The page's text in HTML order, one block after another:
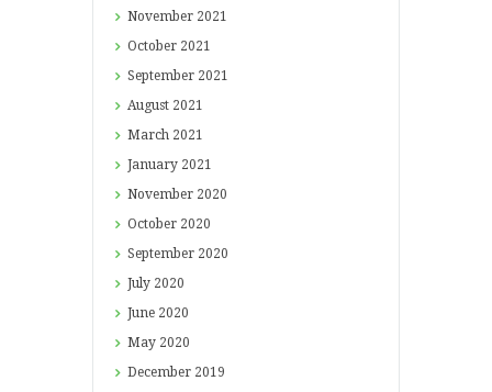
November 2021
October 2021
September 2021
August 2021
March 2021
January 2021
November 2020
October 2020
September 2020
July 2020
June 2020
May 2020
December 2019